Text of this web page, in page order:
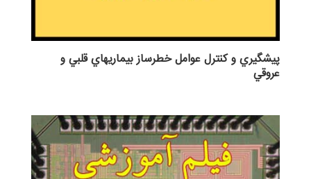
پيشگيري و كنترل عوامل خطرساز بيماريهاي قلبي و
عروقي